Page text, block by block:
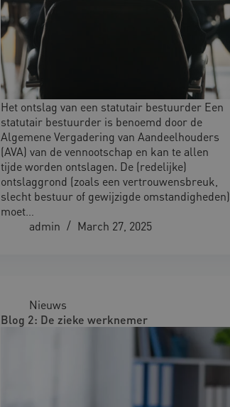
Het ontslag van een statutair bestuurder Een
statutair bestuurder is benoemd door de
Algemene Vergadering van Aandeelhouders
(AVA) van de vennootschap en kan te allen
tijde worden ontslagen. De (redelijke)
ontslaggrond (zoals een vertrouwensbreuk,
slecht bestuur of gewijzigde omstandigheden)
moet…
admin
March 27, 2025
Nieuws
Blog 2: De zieke werknemer